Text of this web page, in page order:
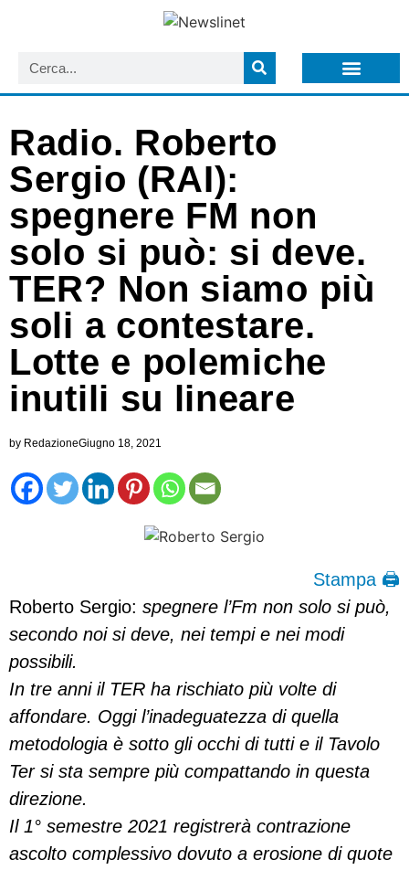
Radio. Roberto
Sergio (RAI):
spegnere FM non
solo si può: si deve.
TER? Non siamo più
soli a contestare.
Lotte e polemiche
inutili su lineare
by RedazioneGiugno 18, 2021
Stampa 🖨
Roberto Sergio: spegnere l’Fm non solo si può,
secondo noi si deve, nei tempi e nei modi
possibili.
In tre anni il TER ha rischiato più volte di
affondare. Oggi l’inadeguatezza di quella
metodologia è sotto gli occhi di tutti e il Tavolo
Ter si sta sempre più compattando in questa
direzione.
Il 1° semestre 2021 registrerà contrazione
ascolto complessivo dovuto a erosione di quote